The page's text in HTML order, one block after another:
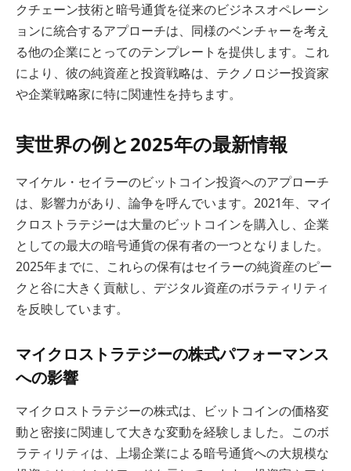
クチェーン技術と暗号通貨を従来のビジネスオペレーシ
ョンに統合するアプローチは、同様のベンチャーを考え
る他の企業にとってのテンプレートを提供します。これ
により、彼の純資産と投資戦略は、テクノロジー投資家
や企業戦略家に特に関連性を持ちます。
実世界の例と2025年の最新情報
マイケル・セイラーのビットコイン投資へのアプローチ
は、影響力があり、論争を呼んでいます。2021年、マイ
クロストラテジーは大量のビットコインを購入し、企業
としての最大の暗号通貨の保有者の一つとなりました。
2025年までに、これらの保有はセイラーの純資産のピー
クと谷に大きく貢献し、デジタル資産のボラティリティ
を反映しています。
マイクロストラテジーの株式パフォーマンス
への影響
マイクロストラテジーの株式は、ビットコインの価格変
動と密接に関連して大きな変動を経験しました。このボ
ラティリティは、上場企業による暗号通貨への大規模な